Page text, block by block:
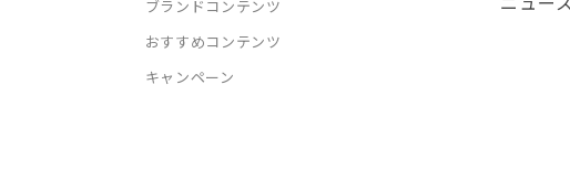
ブランドコンテンツ
おすすめコンテンツ
キャンペーン